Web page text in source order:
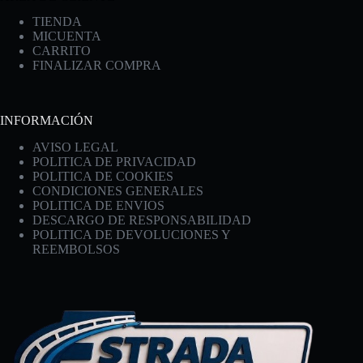
TIENDA
MICUENTA
CARRITO
FINALIZAR COMPRA
INFORMACIÓN
AVISO LEGAL
POLITICA DE PRIVACIDAD
POLITICA DE COOKIES
CONDICIONES GENERALES
POLITICA DE ENVIOS
DESCARGO DE RESPONSABILIDAD
POLITICA DE DEVOLUCIONES Y
REEMBOLSOS